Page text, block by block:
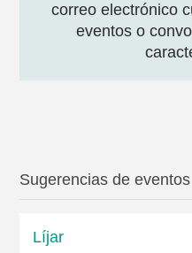
correo electrónico
eventos o
Sugerencias de eventos
Líjar